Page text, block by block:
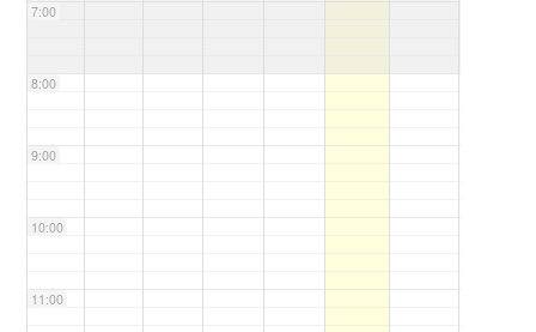
7:00
8:00
9:00
10:00
11:00